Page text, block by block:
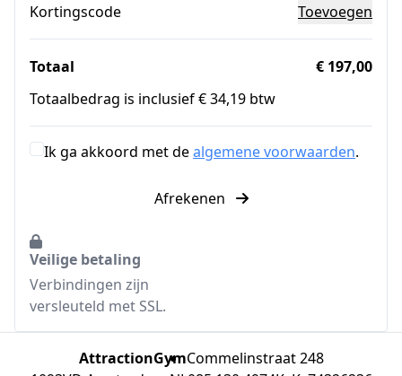
Kortingscode Toevoegen
Totaal
€ 197,00
Totaalbedrag is inclusief € 34,19 btw
Ik ga akkoord met dealgemene voorwaarden.
Afrekenen
Veilige betaling
Verbindingen zijn
versleuteld met SSL.
AttractionGymCommelinstraat 248